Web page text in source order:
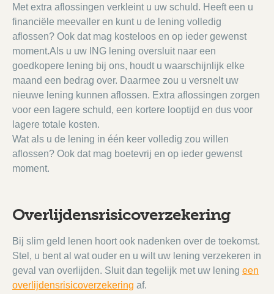
Met extra aflossingen verkleint u uw schuld. Heeft een u
financiële meevaller en kunt u de lening volledig
aflossen? Ook dat mag kosteloos en op ieder gewenst
moment.Als u uw ING lening oversluit naar een
goedkopere lening bij ons, houdt u waarschijnlijk elke
maand een bedrag over. Daarmee zou u versnelt uw
nieuwe lening kunnen aflossen. Extra aflossingen zorgen
voor een lagere schuld, een kortere looptijd en dus voor
lagere totale kosten.
Wat als u de lening in één keer volledig zou willen
aflossen? Ook dat mag boetevrij en op ieder gewenst
moment.
Overlijdensrisicoverzekering
Bij slim geld lenen hoort ook nadenken over de toekomst.
Stel, u bent al wat ouder en u wilt uw lening verzekeren in
geval van overlijden. Sluit dan tegelijk met uw lening een
overlijdensrisicoverzekering af.